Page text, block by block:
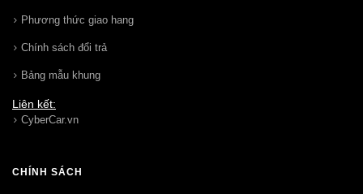
Phương thức giao hang
Chính sách đổi trả
Bảng mẫu khung
Liên kết:
CyberCar.vn
CHÍNH SÁCH